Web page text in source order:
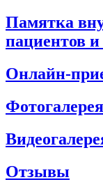
Памятка
пациентов и
Онлайн-
Фотогалерея
Отзывы